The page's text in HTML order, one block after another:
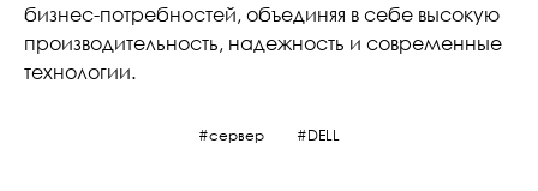
бизнес-потребностей, объединяя в себе высокую
производительность, надежность и современные
технологии.
сервер DELL